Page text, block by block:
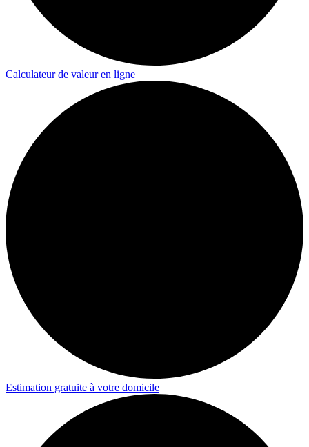
Calculateur de valeur en ligne
Estimation gratuite à votre domicile